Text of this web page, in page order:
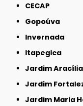
CECAP
Gopoúva
Invernada
Itapegica
Jardim Aracília
Jardim
Jardim Maria